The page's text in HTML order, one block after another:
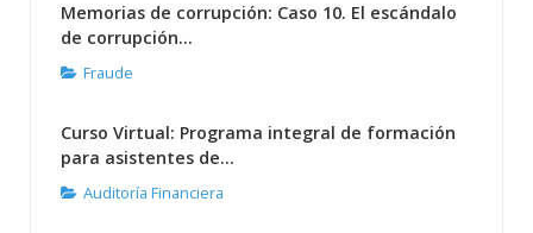
Memorias de corrupción: Caso 10. El escándalo
de corrupción...
Fraude
Curso Virtual: Programa integral de formación
para asistentes de...
Auditoría Financiera